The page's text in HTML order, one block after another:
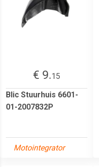
€ 9.15
Blic Stuurhuis 6601-
01-2007832P
Motointegrator